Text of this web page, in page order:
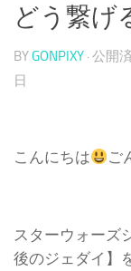
どう繋げ
BYGONPIXY · 公開
日
こんにちは ご
スターウォーズ
後のジェダイ】